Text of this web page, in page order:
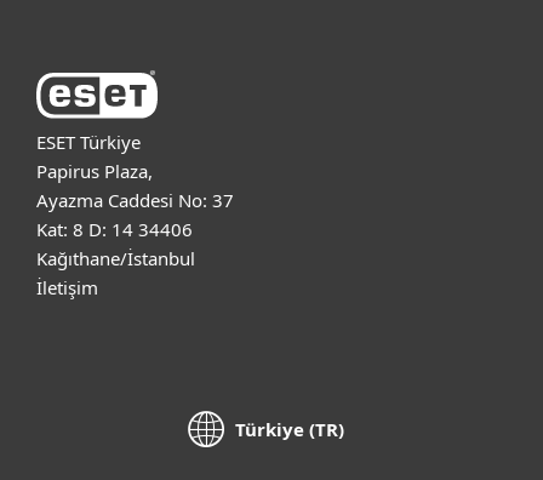
ESET Türkiye
Papirus Plaza,
Ayazma Caddesi No: 37
Kat: 8 D: 14 34406
Kağıthane/İstanbul
İletişim
Türkiye (TR)